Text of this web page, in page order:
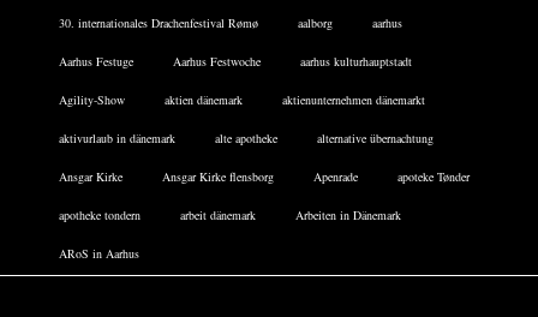
30. internationales Drachenfestival Rømø aalborg aarhus
Aarhus Festuge Aarhus Festwoche aarhus kulturhauptstadt
Agility-Show aktien dänemark aktienunternehmen dänemarkt
aktivurlaub in dänemark alte apotheke alternative übernachtung
Ansgar Kirke Ansgar Kirke flensborg Apenrade apoteke Tønder
apotheke tondern arbeit dänemark Arbeiten in Dänemark
ARoS in Aarhus